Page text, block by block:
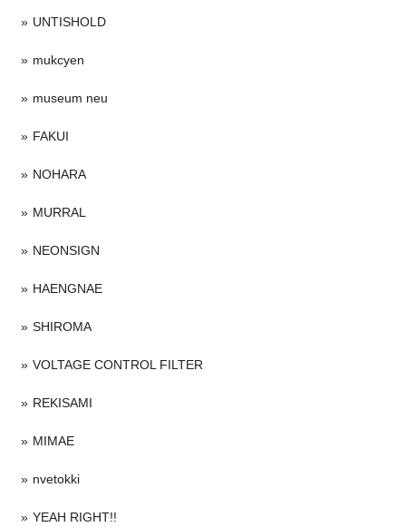
UNTISHOLD
mukcyen
museum neu
FAKUI
NOHARA
MURRAL
NEONSIGN
HAENGNAE
SHIROMA
VOLTAGE CONTROL FILTER
REKISAMI
MIMAE
nvetokki
YEAH RIGHT!!